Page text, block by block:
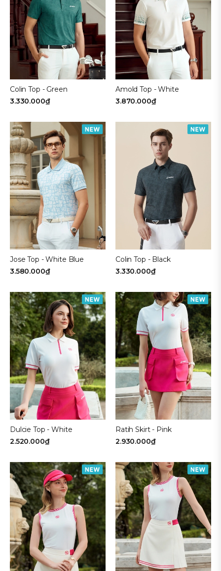
Colin Top - Green
3.330.000₫
Amold Top - White
3.870.000₫
Jose Top - White Blue
3.580.000₫
Colin Top - Black
3.330.000₫
Dulcie Top - White
2.520.000₫
Ratih Skirt - Pink
2.930.000₫